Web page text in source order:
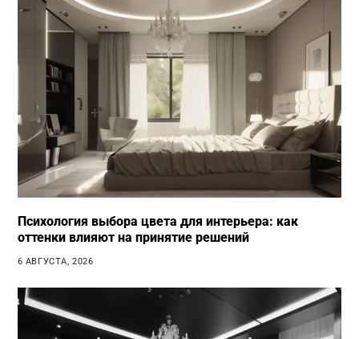
Психология выбора цвета для интерьера: как
оттенки влияют на принятие решений
6 АВГУСТА, 2026